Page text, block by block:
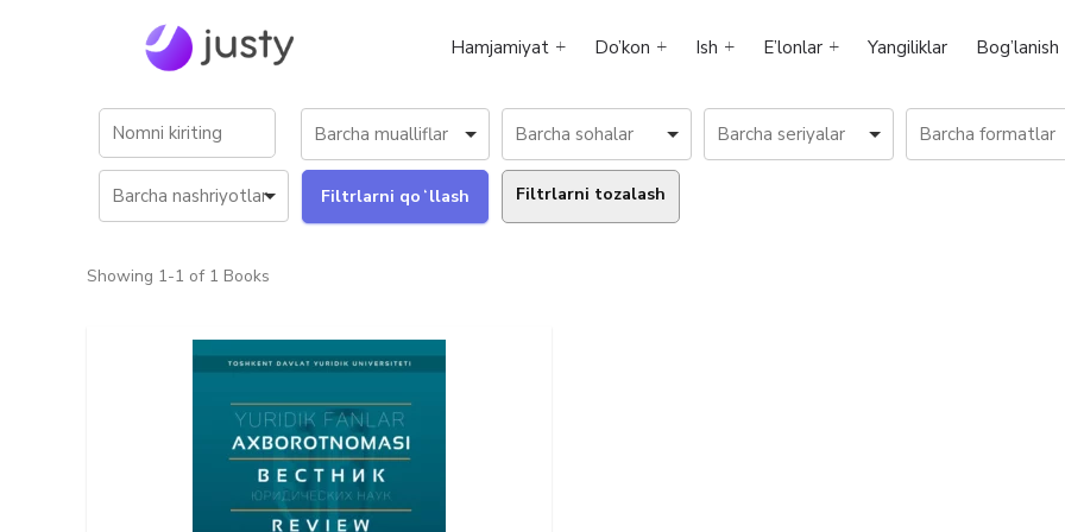
Hamjamiyat Do’kon Ish E’lonlar Yangiliklar Bog’lanish
Filtrlarni tozalash
Showing 1-1 of 1 Books